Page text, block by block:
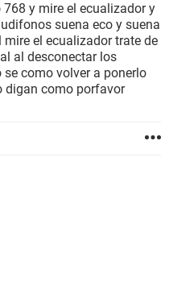
y mire el ecualizador y
suena eco y suena
el ecualizador trate de
al desconectar los
como volver a ponerlo
digan como porfavor